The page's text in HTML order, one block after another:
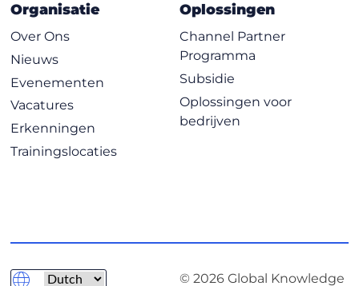
Organisatie
Over Ons
Nieuws
Evenementen
Vacatures
Erkenningen
Trainingslocaties
Oplossingen
Channel Partner
Programma
Subsidie
Oplossingen voor
bedrijven
© 2026 Global Knowledge